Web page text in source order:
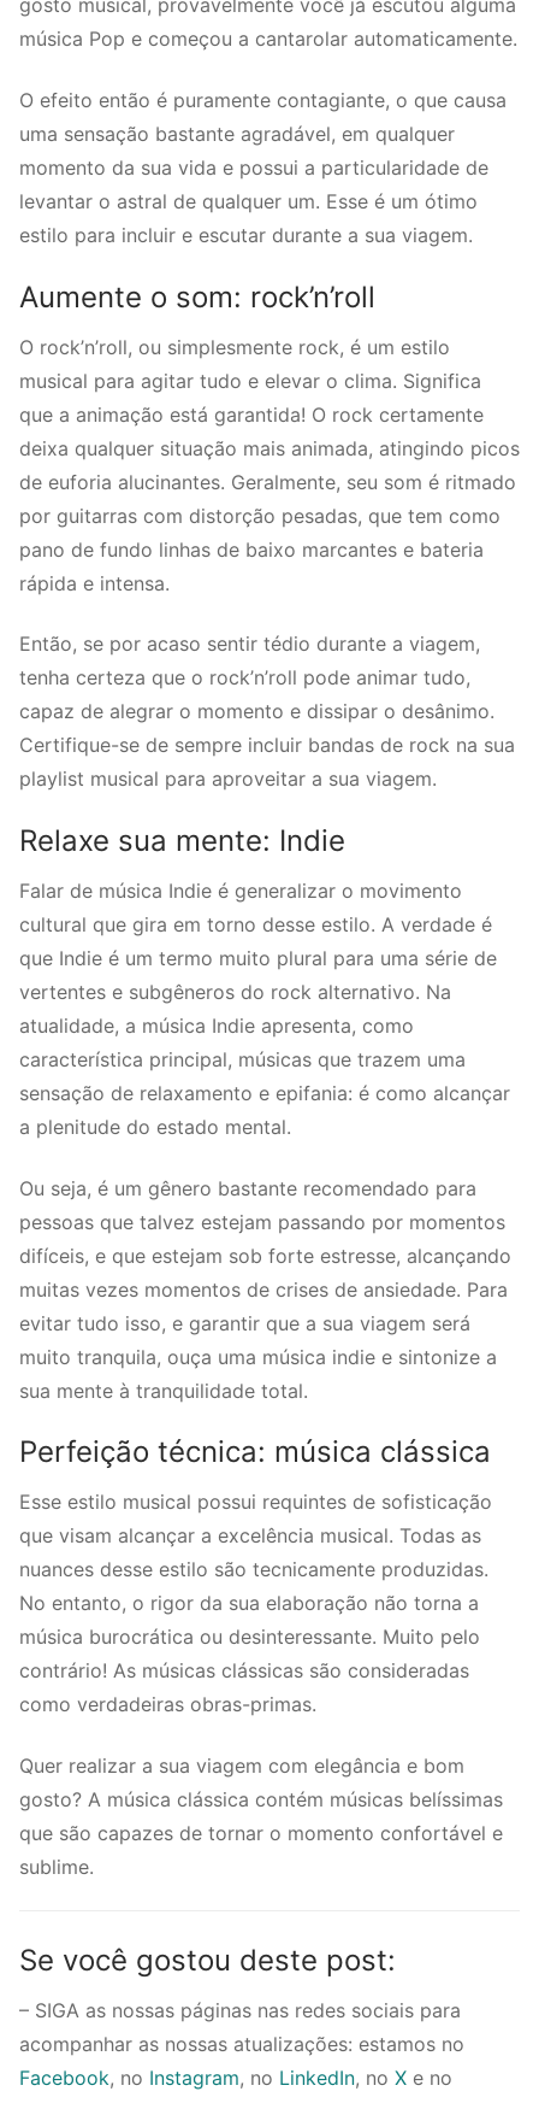
gosto musical, provavelmente você já escutou alguma
música Pop e começou a cantarolar automaticamente.
O efeito então é puramente contagiante, o que causa
uma sensação bastante agradável, em qualquer
momento da sua vida e possui a particularidade de
levantar o astral de qualquer um. Esse é um ótimo
estilo para incluir e escutar durante a sua viagem.
Aumente o som: rock’n’roll
O rock’n’roll, ou simplesmente rock, é um estilo
musical para agitar tudo e elevar o clima. Significa
que a animação está garantida! O rock certamente
deixa qualquer situação mais animada, atingindo picos
de euforia alucinantes. Geralmente, seu som é ritmado
por guitarras com distorção pesadas, que tem como
pano de fundo linhas de baixo marcantes e bateria
rápida e intensa.
Então, se por acaso sentir tédio durante a viagem,
tenha certeza que o rock’n’roll pode animar tudo,
capaz de alegrar o momento e dissipar o desânimo.
Certifique-se de sempre incluir bandas de rock na sua
playlist musical para aproveitar a sua viagem.
Relaxe sua mente: Indie
Falar de música Indie é generalizar o movimento
cultural que gira em torno desse estilo. A verdade é
que Indie é um termo muito plural para uma série de
vertentes e subgêneros do rock alternativo. Na
atualidade, a música Indie apresenta, como
característica principal, músicas que trazem uma
sensação de relaxamento e epifania: é como alcançar
a plenitude do estado mental.
Ou seja, é um gênero bastante recomendado para
pessoas que talvez estejam passando por momentos
difíceis, e que estejam sob forte estresse, alcançando
muitas vezes momentos de crises de ansiedade. Para
evitar tudo isso, e garantir que a sua viagem será
muito tranquila, ouça uma música indie e sintonize a
sua mente à tranquilidade total.
Perfeição técnica: música clássica
Esse estilo musical possui requintes de sofisticação
que visam alcançar a excelência musical. Todas as
nuances desse estilo são tecnicamente produzidas.
No entanto, o rigor da sua elaboração não torna a
música burocrática ou desinteressante. Muito pelo
contrário! As músicas clássicas são consideradas
como verdadeiras obras-primas.
Quer realizar a sua viagem com elegância e bom
gosto? A música clássica contém músicas belíssimas
que são capazes de tornar o momento confortável e
sublime.
Se você gostou deste post:
– SIGA as nossas páginas nas redes sociais para
acompanhar as nossas atualizações: estamos no
Facebook, no Instagram, no LinkedIn, no X e no